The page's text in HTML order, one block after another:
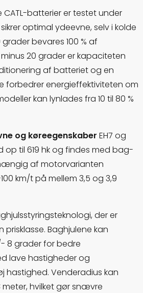
CATL-batterier er testet under
optimal ydeevne, selv i kolde
grader bevares 100 % af
20 grader er kapaciteten
af batteriet og en
forbedrer energieffektiviteten om
kan lynlades fra 10 til 80 %
og køreegenskaber EH7 og
op til 619 hk og findes med bag-
af motorvarianten
km/t på mellem 3,5 og 3,9
der er
prisklasse. Baghjulene kan
8 grader for bedre
lave hastigheder og
hastighed. Venderadius kan
meter, hvilket gør snævre